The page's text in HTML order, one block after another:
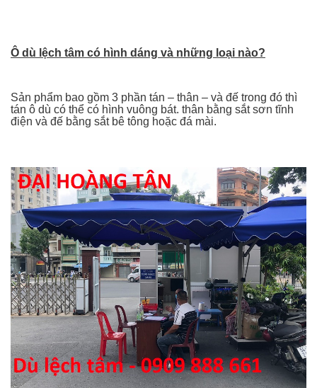
Ô dù lệch tâm có hình dáng và những loại nào?
Sản phẩm bao gồm 3 phần tán – thân – và đế trong đó thì
tán ô dù có thể có hình vuông bát. thân bằng sắt sơn tĩnh
điện và đế bằng sắt bê tông hoặc đá mài.